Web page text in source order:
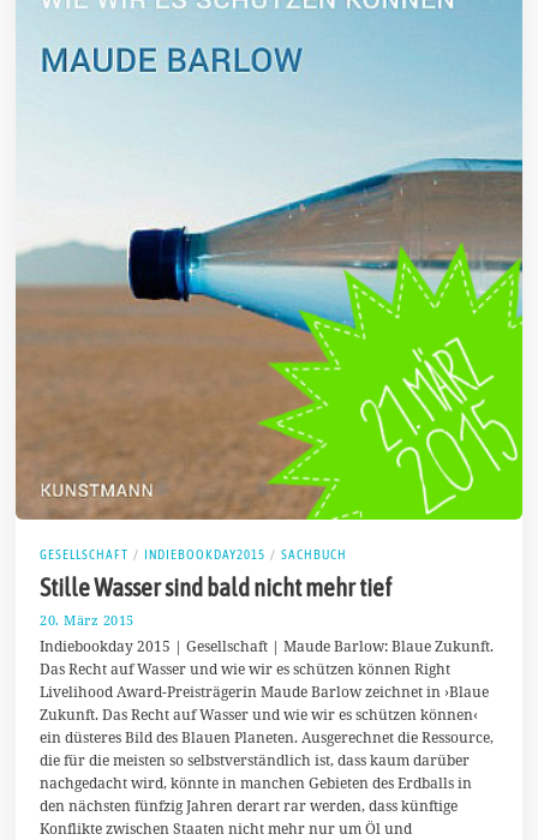
GESELLSCHAFT / INDIEBOOKDAY2015 / SACHBUCH
Stille Wasser sind bald nicht mehr tief
20. März 2015
.
M
a
i
2
1
5
Indiebookday 2015 | Gesellschaft | Maude Barlow: Blaue Zukunft.
Das Recht auf Wasser und wie wir es schützen können Right
Livelihood Award-Preisträgerin Maude Barlow zeichnet in ›Blaue
Zukunft. Das Recht auf Wasser und wie wir es schützen können‹
ein düsteres Bild des Blauen Planeten. Ausgerechnet die Ressource,
die für die meisten so selbstverständlich ist, dass kaum darüber
nachgedacht wird, könnte in manchen Gebieten des Erdballs in
den nächsten fünfzig Jahren derart rar werden, dass künftige
Konflikte zwischen Staaten nicht mehr nur um Öl und